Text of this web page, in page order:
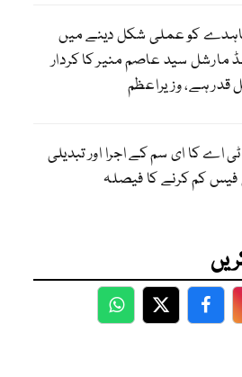
کو عملی شکل دینے میں
مارشل سید عاصم منیر کا کردار
قدر ہے، وزیراعظم
اے کا ای سم کے اجرا اور تبدیلی
کم کرنے کا فیصلہ
WhatsApp
Twitter